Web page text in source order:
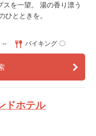
を一望。 湯の香り漂う
のひとときを。
-- バイキング 〇
ドホテル